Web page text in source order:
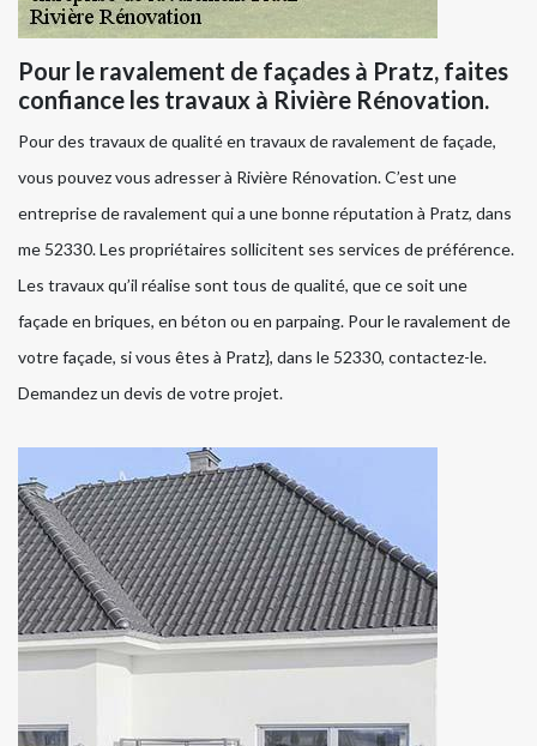
Pour le ravalement de façades à Pratz, faites
confiance les travaux à Rivière Rénovation.
Pour des travaux de qualité en travaux de ravalement de façade,
vous pouvez vous adresser à Rivière Rénovation. C’est une
entreprise de ravalement qui a une bonne réputation à Pratz, dans
me 52330. Les propriétaires sollicitent ses services de préférence.
Les travaux qu’il réalise sont tous de qualité, que ce soit une
façade en briques, en béton ou en parpaing. Pour le ravalement de
votre façade, si vous êtes à Pratz}, dans le 52330, contactez-le.
Demandez un devis de votre projet.